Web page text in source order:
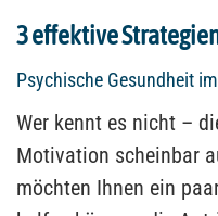
3 effektive
Psychische Gesundheit
Wer kennt es nicht –
Motivation scheinbar
möchten Ihnen ein